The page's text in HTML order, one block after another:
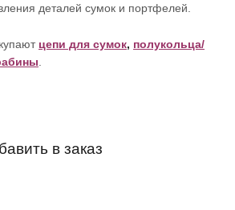
деталей сумок и портфелей.
цепи для сумок, полукольца/
в заказ